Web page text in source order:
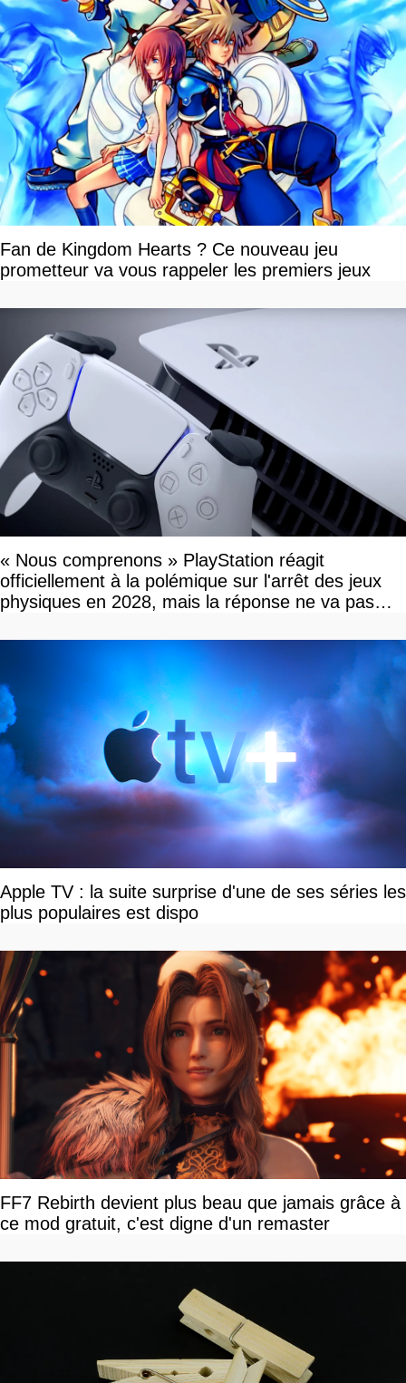
Fan de Kingdom Hearts ? Ce nouveau jeu
prometteur va vous rappeler les premiers jeux
« Nous comprenons » PlayStation réagit
officiellement à la polémique sur l'arrêt des jeux
physiques en 2028, mais la réponse ne va pas
Apple TV : la suite surprise d'une de ses séries les
plus populaires est dispo
FF7 Rebirth devient plus beau que jamais grâce à
ce mod gratuit, c'est digne d'un remaster